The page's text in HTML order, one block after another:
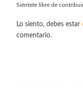
Siéntete libre de
Lo siento, debes estar
comentario.